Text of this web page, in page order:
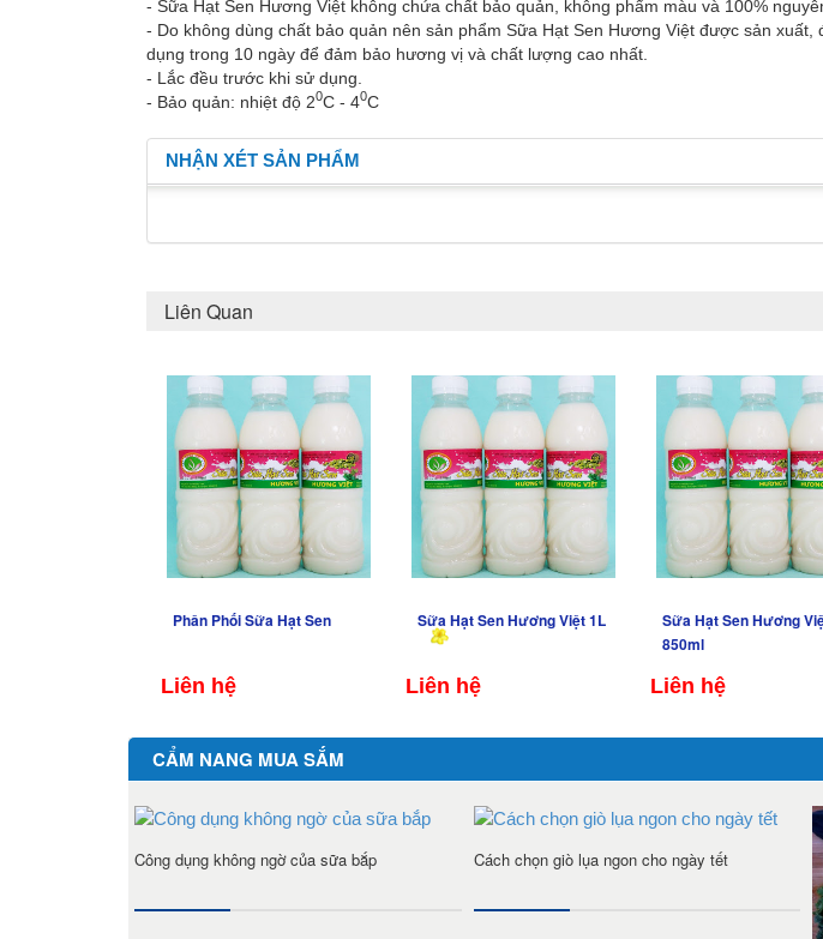
- Sữa Hạt Sen Hương Việt không chứa chất bảo quản, không phẩm màu và 100%
- Do không dùng chất bảo quản nên sản phẩm Sữa Hạt Sen Hương Việt được sản
dụng trong 10 ngày để đảm bảo hương vị và chất lượng cao nhất.
- Lắc đều trước khi sử dụng.
- Bảo quản: nhiệt độ 20C - 40C
NHẬN XÉT SẢN PHẨM
Liên Quan
Phân Phối Sữa Hạt Sen
Liên hệ
Sữa Hạt Sen Hương Việt 1L
Liên hệ
Sữa Hạt Sen Hương
850ml
Liên hệ
CẨM NANG MUA SẮM
Công dụng không ngờ của sữa bắp Cách chọn giò lụa ngon cho ngày tết